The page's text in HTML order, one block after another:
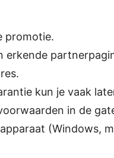
promotie.
erkende
kun je vaak
in de
(Windows,